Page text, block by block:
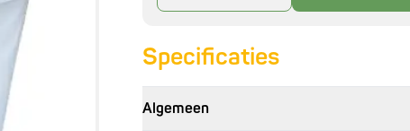
Specificaties
Algemeen